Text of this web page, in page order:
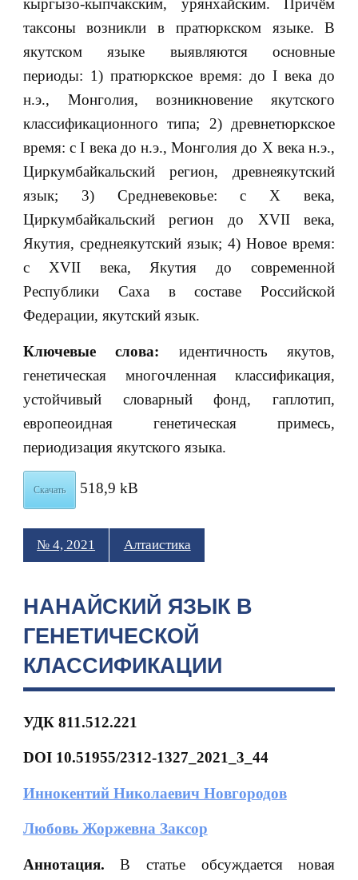
кыргызо-кыпчакским, урянхайским. Причём
таксоны возникли в пратюркском языке. В
якутском языке выявляются основные
периоды: 1) пратюркское время: до I века до
н.э., Монголия, возникновение якутского
классификационного типа; 2) древнетюркское
время: с I века до н.э., Монголия до X века н.э.,
Циркумбайкальский регион, древнеякутский
язык; 3) Средневековье: с X века,
Циркумбайкальский регион до XVII века,
Якутия, среднеякутский язык; 4) Новое время:
с XVII века, Якутия до современной
Республики Саха в составе Российской
Федерации, якутский язык.
Ключевые слова: идентичность якутов,
генетическая многочленная классификация,
устойчивый словарный фонд, гаплотип,
европеоидная генетическая примесь,
периодизация якутского языка.
Скачать 518,9 kB
№ 4, 2021 Алтаистика
НАНАЙСКИЙ ЯЗЫК В
ГЕНЕТИЧЕСКОЙ
КЛАССИФИКАЦИИ
УДК 811.512.221
DOI10.51955/2312-1327_2021_3_44
Иннокентий Николаевич Новгородов
Любовь Жоржевна Заксор
Аннотация. В статье обсуждается новая